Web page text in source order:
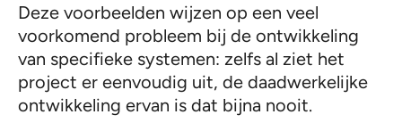
Deze voorbeelden wijzen op een veel
voorkomend probleem bij de ontwikkeling
van specifieke systemen: zelfs al ziet het
project er eenvoudig uit, de daadwerkelijke
ontwikkeling ervan is dat bijna nooit.